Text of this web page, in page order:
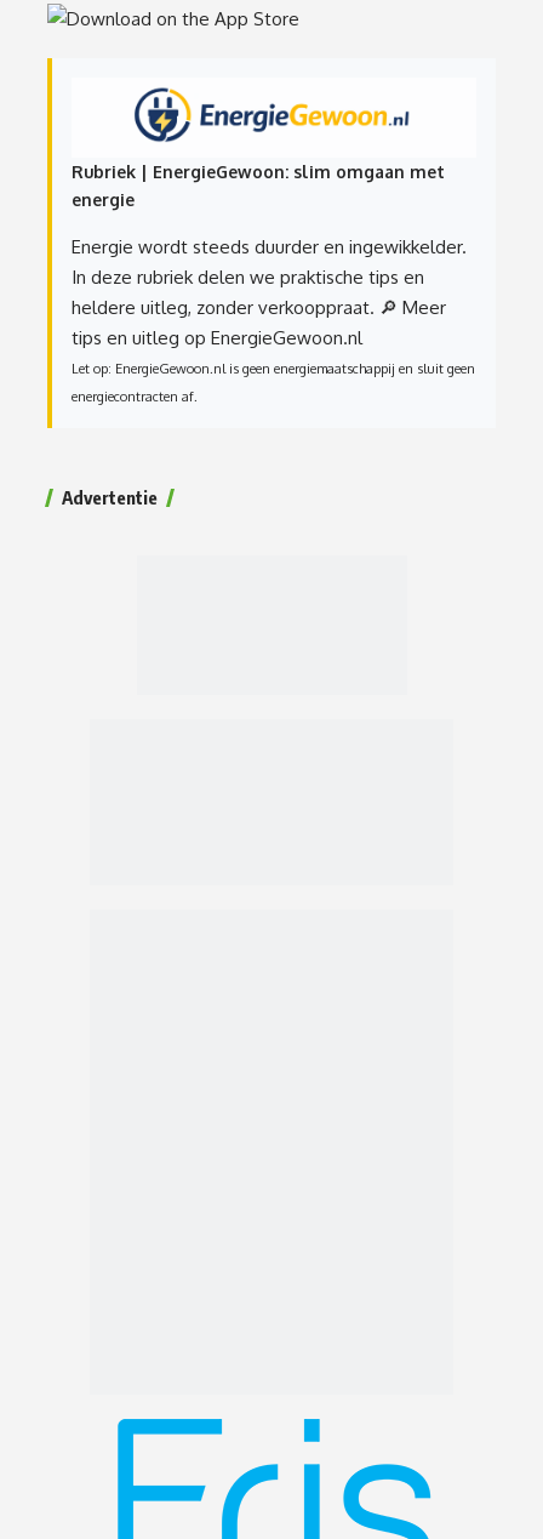
Rubriek | EnergieGewoon: slim omgaan met
energie
Energie wordt steeds duurder en ingewikkelder.
In deze rubriek delen we praktische tips en
heldere uitleg, zonder verkooppraat. 🔎 Meer
tips en uitleg op EnergieGewoon.nl
Let op: EnergieGewoon.nl is geen energiemaatschappij en sluit geen
energiecontracten af.
Advertentie